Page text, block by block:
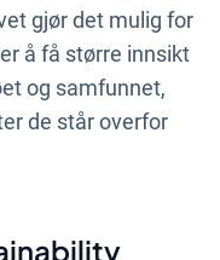
gjør det mulig for
å få større innsikt
og samfunnet,
de står overfor